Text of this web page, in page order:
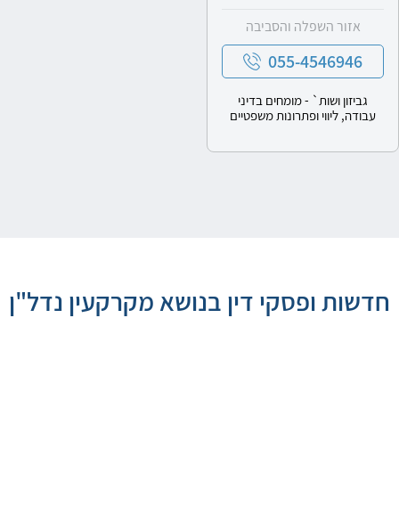
אזור השפלה והסביבה
055-4546946
גביזון ושות` - מומחים בדיני
עבודה, ליווי ופתרונות משפטיים
חדשות ופסקי דין בנושא מקרקעין נדל"ן